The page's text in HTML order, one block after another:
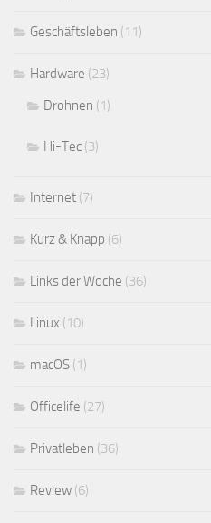
Geschäftsleben (11)
Hardware (23)
Drohnen (1)
Hi-Tec (3)
Internet (7)
Kurz & Knapp (6)
Links der Woche (36)
Linux (10)
macOS (1)
Officelife (27)
Privatleben (36)
Review (6)